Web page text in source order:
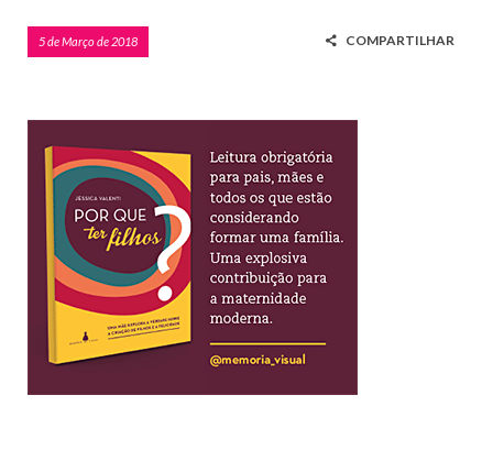
5 de Março de 2018 COMPARTILHAR